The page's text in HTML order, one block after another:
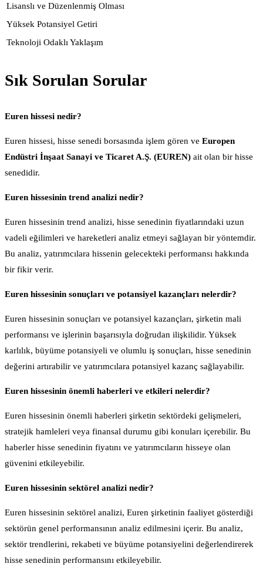
Lisanslı ve Düzenlenmiş Olması
Yüksek Potansiyel Getiri
Teknoloji Odaklı Yaklaşım
Sık Sorulan Sorular
Euren hissesi nedir?
Euren hissesi, hisse senedi borsasında işlem gören ve Europen
Endüstri İnşaat Sanayi ve Ticaret A.Ş. (EUREN) ait olan bir hisse
senedidir.
Euren hissesinin trend analizi nedir?
Euren hissesinin trend analizi, hisse senedinin fiyatlarındaki uzun
vadeli eğilimleri ve hareketleri analiz etmeyi sağlayan bir yöntemdir.
Bu analiz, yatırımcılara hissenin gelecekteki performansı hakkında
bir fikir verir.
Euren hissesinin sonuçları ve potansiyel kazançları nelerdir?
Euren hissesinin sonuçları ve potansiyel kazançları, şirketin mali
performansı ve işlerinin başarısıyla doğrudan ilişkilidir. Yüksek
karlılık, büyüme potansiyeli ve olumlu iş sonuçları, hisse senedinin
değerini artırabilir ve yatırımcılara potansiyel kazanç sağlayabilir.
Euren hissesinin önemli haberleri ve etkileri nelerdir?
Euren hissesinin önemli haberleri şirketin sektördeki gelişmeleri,
stratejik hamleleri veya finansal durumu gibi konuları içerebilir. Bu
haberler hisse senedinin fiyatını ve yatırımcıların hisseye olan
güvenini etkileyebilir.
Euren hissesinin sektörel analizi nedir?
Euren hissesinin sektörel analizi, Euren şirketinin faaliyet gösterdiği
sektörün genel performansının analiz edilmesini içerir. Bu analiz,
sektör trendlerini, rekabeti ve büyüme potansiyelini değerlendirerek
hisse senedinin performansını etkileyebilir.